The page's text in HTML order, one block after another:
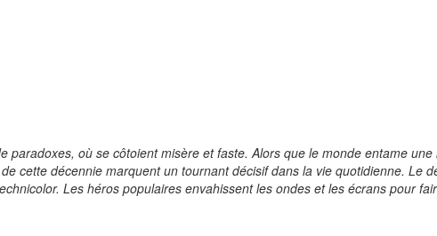
où se côtoient misère et faste. Alors que le monde entame
cette décennie marquent un tournant décisif dans la vie quotidienne. Le
Les héros populaires envahissent les ondes et les écrans pour